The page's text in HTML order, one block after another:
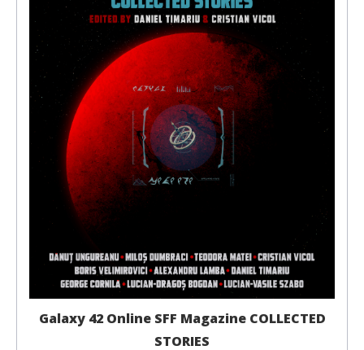
Galaxy 42 Online SFF Magazine COLLECTED
STORIES